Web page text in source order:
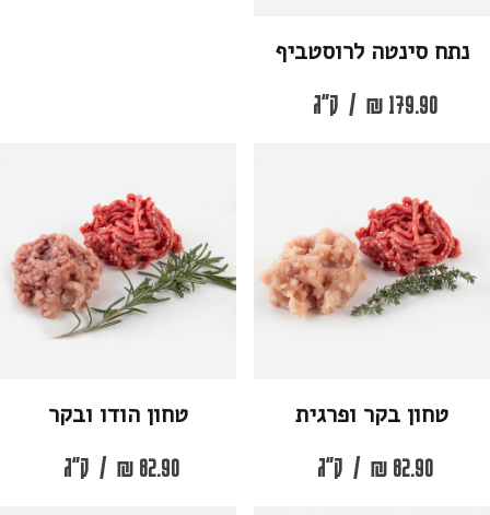
נתח סינטה לרוסטביף
₪ 179.90
/ ק"ג
טחון בקר ופרגית
₪ 82.90
/ ק"ג
טחון הודו ובקר
₪ 82.90
/ ק"ג